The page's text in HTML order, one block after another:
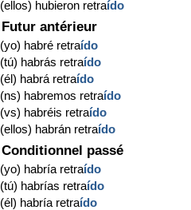
(ellos) hubieron retraído
Futur antérieur
(yo) habré retraído
(tú) habrás retraído
(él) habrá retraído
(ns) habremos retraído
(vs) habréis retraído
(ellos) habrán retraído
Conditionnel passé
(yo) habría retraído
(tú) habrías retraído
(él) habría retraído